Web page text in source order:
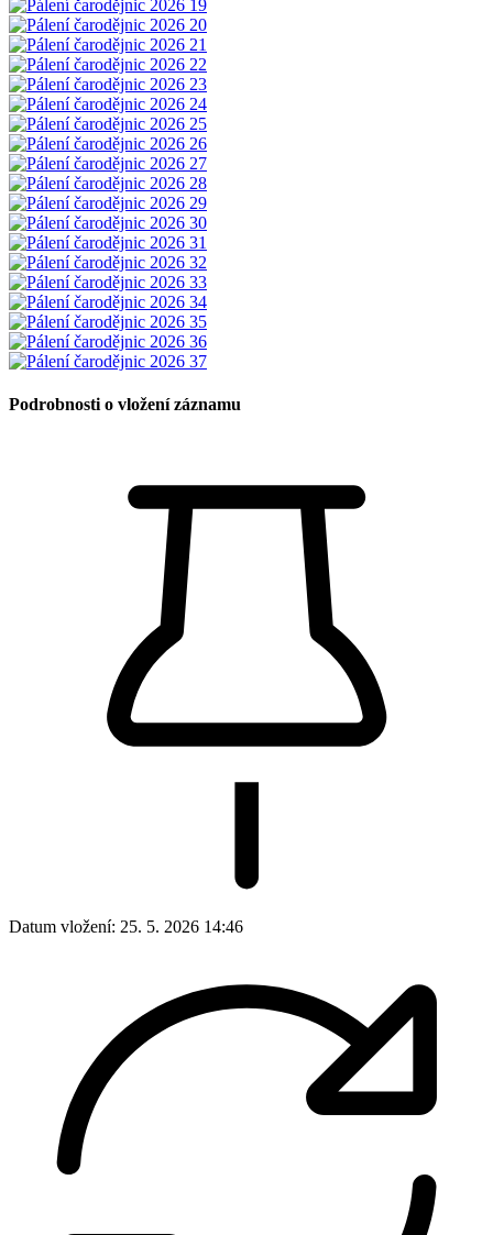
Podrobnosti o vložení záznamu
Datum vložení: 25. 5. 2026 14:46